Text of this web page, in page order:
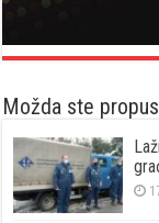
Možda ste